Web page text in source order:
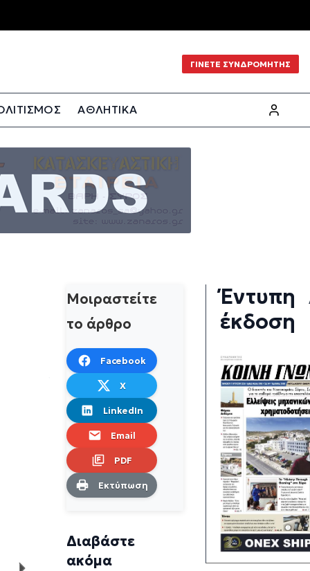
ΓΙΝΕΤΕ ΣΥΝΔΡΟΜΗΤΗΣ
ΑΘΛΗΤΙΚΑ
Μοιραστείτε
το άρθρο
Facebook
X
LinkedIn
Email
PDF
Εκτύπωση
Διαβάστε
ακόμα
Έντυπη
έκδοση